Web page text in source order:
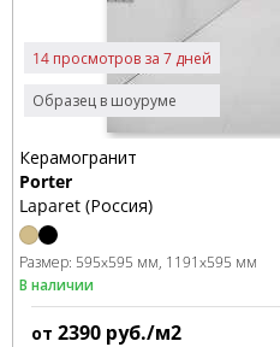
Образец в шоуруме
14 просмотров за 7 дней
Керамогранит
Porter
Laparet (Россия)
Размер: 595x595 мм 1191x595 мм
В наличии
от 2390 руб./м2